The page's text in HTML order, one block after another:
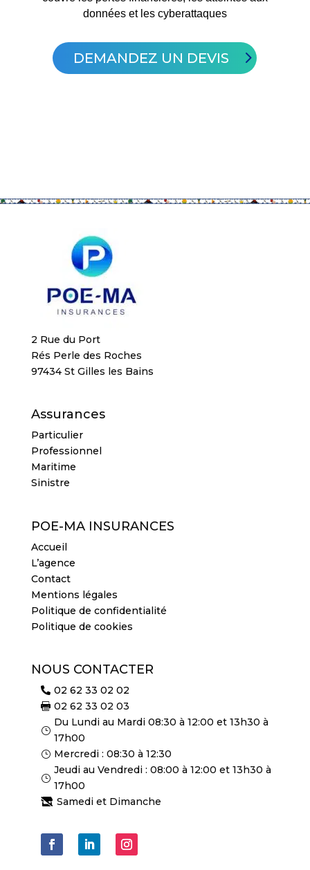
données et les cyberattaques
DEMANDEZ UN DEVIS
2 Rue du Port
Rés Perle des Roches
97434 St Gilles les Bains
Assurances
Particulier
Professionnel
Maritime
Sinistre
POE-MA INSURANCES
Accueil
L’agence
Contact
Mentions légales
Politique de confidentialité
Politique de cookies
NOUS CONTACTER
 02 62 33 02 02
 02 62 33 02 03
}
Du Lundi au Mardi 08:30 à 12:00 et 13h30 à
17h00
} Mercredi : 08:30 à 12:30
}
Jeudi au Vendredi : 08:00 à 12:00 et 13h30 à
17h00
 Samedi et Dimanche